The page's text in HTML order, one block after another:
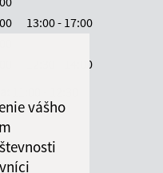
vášho
13:00 - 17:00
12:30 - 14:00